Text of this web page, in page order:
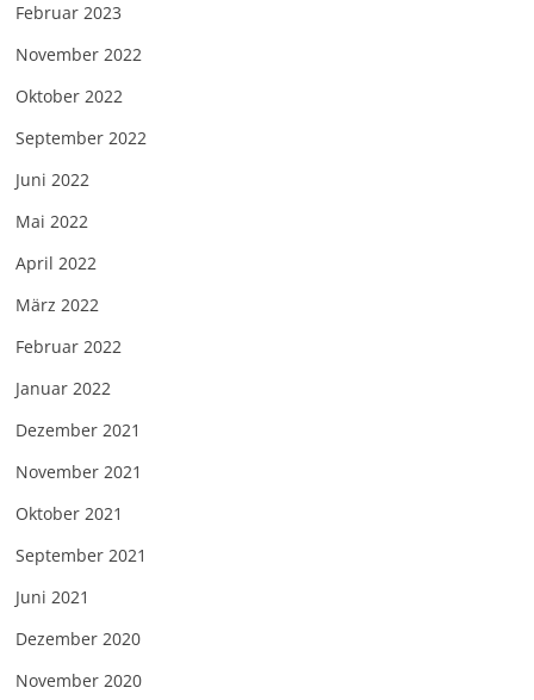
Februar 2023
November 2022
Oktober 2022
September 2022
Juni 2022
Mai 2022
April 2022
März 2022
Februar 2022
Januar 2022
Dezember 2021
November 2021
Oktober 2021
September 2021
Juni 2021
Dezember 2020
November 2020